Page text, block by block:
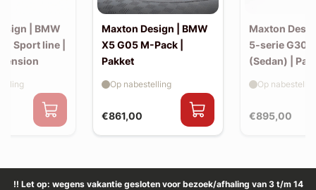
| BMW
Sport line |
Maxton Design | BMW
X5 G05 M-Pack |
Pakket
€861,00
Op nabestelling
Maxton
5-serie G30
(Sedan) |
€895,00
Op
!! Let op: wegens vakantie gesloten voor bezoek/afhaling van 3 t/m 14